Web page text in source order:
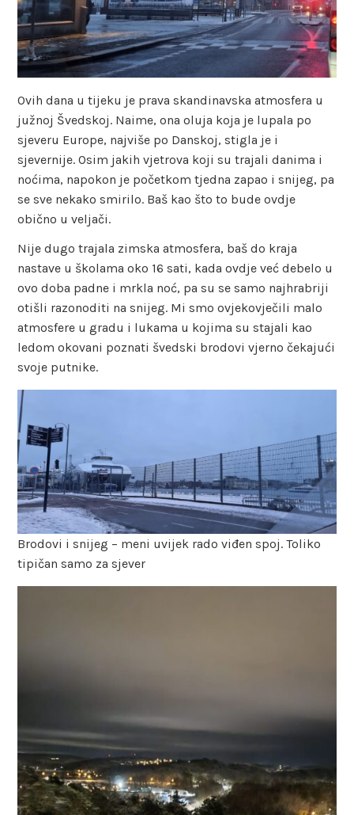
Ovih dana u tijeku je prava skandinavska atmosfera u
južnoj Švedskoj. Naime, ona oluja koja je lupala po
sjeveru Europe, najviše po Danskoj, stigla je i
sjevernije. Osim jakih vjetrova koji su trajali danima i
noćima, napokon je početkom tjedna zapao i snijeg, pa
se sve nekako smirilo. Baš kao što to bude ovdje
obično u veljači.
Nije dugo trajala zimska atmosfera, baš do kraja
nastave u školama oko 16 sati, kada ovdje već debelo u
ovo doba padne i mrkla noć, pa su se samo najhrabriji
otišli razonoditi na snijeg. Mi smo ovjekovječili malo
atmosfere u gradu i lukama u kojima su stajali kao
ledom okovani poznati švedski brodovi vjerno čekajući
svoje putnike.
Brodovi i snijeg – meni uvijek rado viđen spoj. Toliko
tipičan samo za sjever